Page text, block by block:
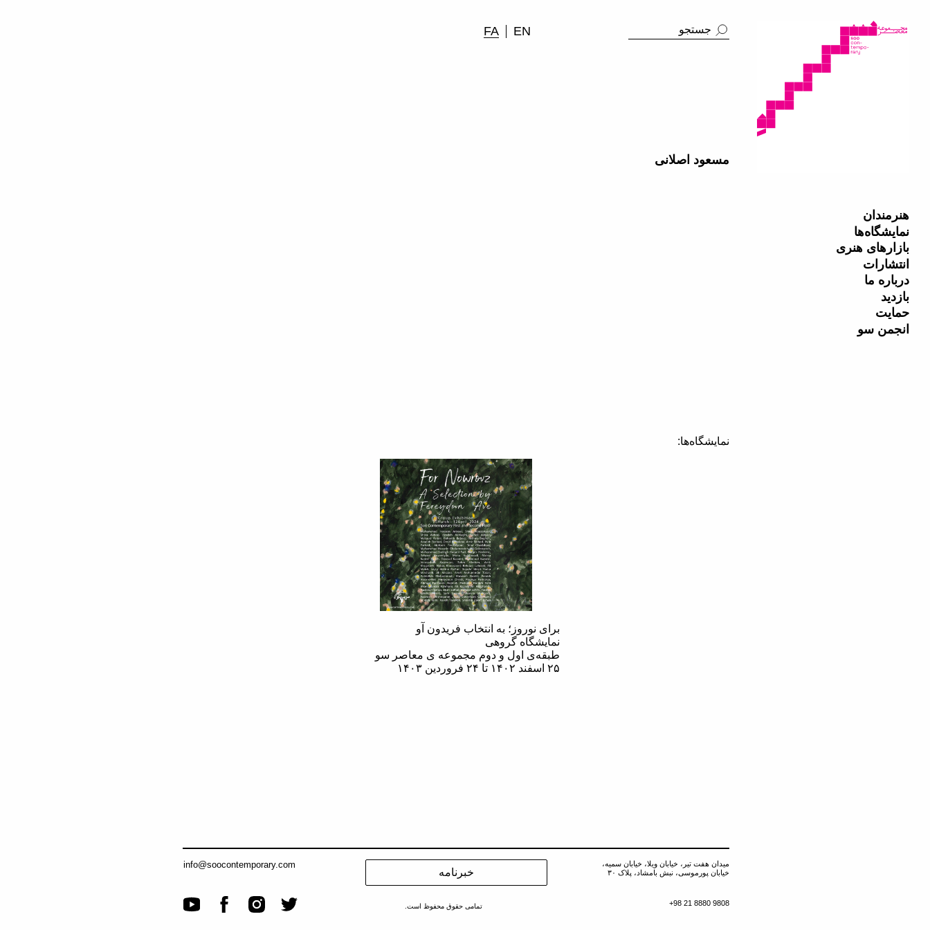
هنرمندان
نمایشگاه‌ها
بازارهای هنری
انتشارات
درباره ما
بازدید
حمایت
انجمن سو
FA EN
مسعود اصلانی
نمایشگاه‌ها:
برای نوروز؛ به انتخاب فریدون آو
نمايشگاه گروهی
طبقه‌ی اول و دوم مجموعه ی معاصر سو
۲۵ اسفند‌ ۱۴۰۲ تا ۲۴ فروردین ۱۴۰۳
میدان هفت تیر، خیابان ویلا، خیابان سمیه،
خیابان پورموسی، نبش بامشاد، پلاک ۳۰
+98 21 8880 9808 تمامی حقوق محفوظ است.
info@soocontemporary.com